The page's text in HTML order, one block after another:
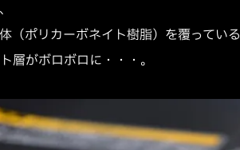
（ポリカーボネイト樹脂）を覆っている
層がボロボロに・・・。